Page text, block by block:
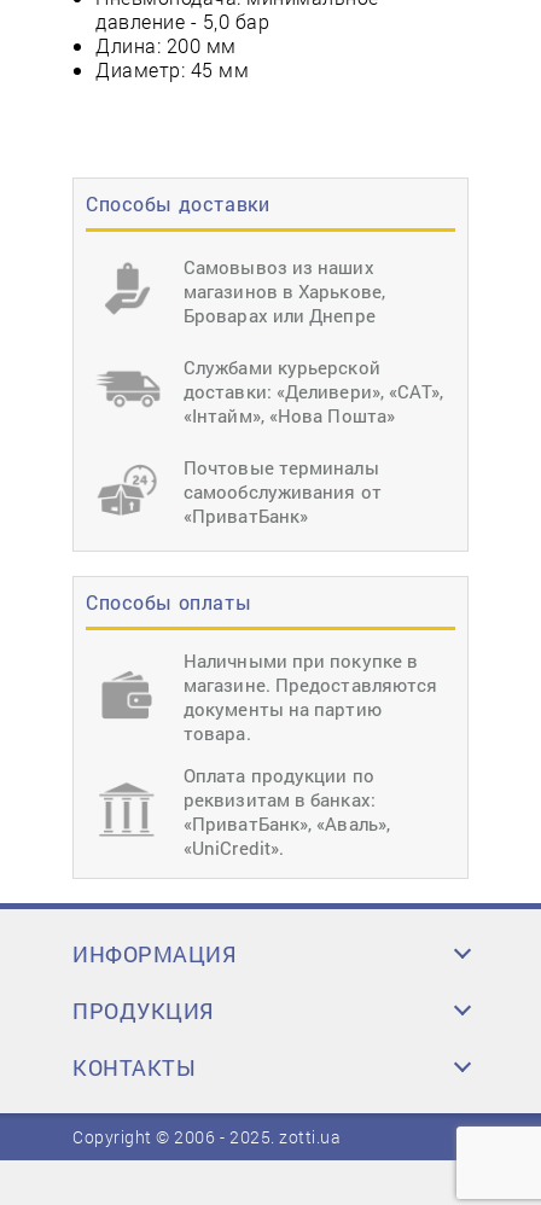
Способы доставки
Самовывоз из наших
магазинов в Харькове,
Броварах или Днепре
Службами курьерской
доставки: «Деливери», «САТ»,
«Інтайм», «Нова Пошта»
Почтовые терминалы
самообслуживания от
«ПриватБанк»
Способы оплаты
Наличными при покупке в
магазине. Предоставляются
документы на партию
товара.
Оплата продукции по
реквизитам в банках:
«ПриватБанк», «Аваль»,
«UniCredit».
давление - 5,0 бар
Длина: 200 мм
Диаметр: 45 мм
ИНФОРМАЦИЯ
ПРОДУКЦИЯ
КОНТАКТЫ
Copyright © 2006 - 2025.zotti.ua